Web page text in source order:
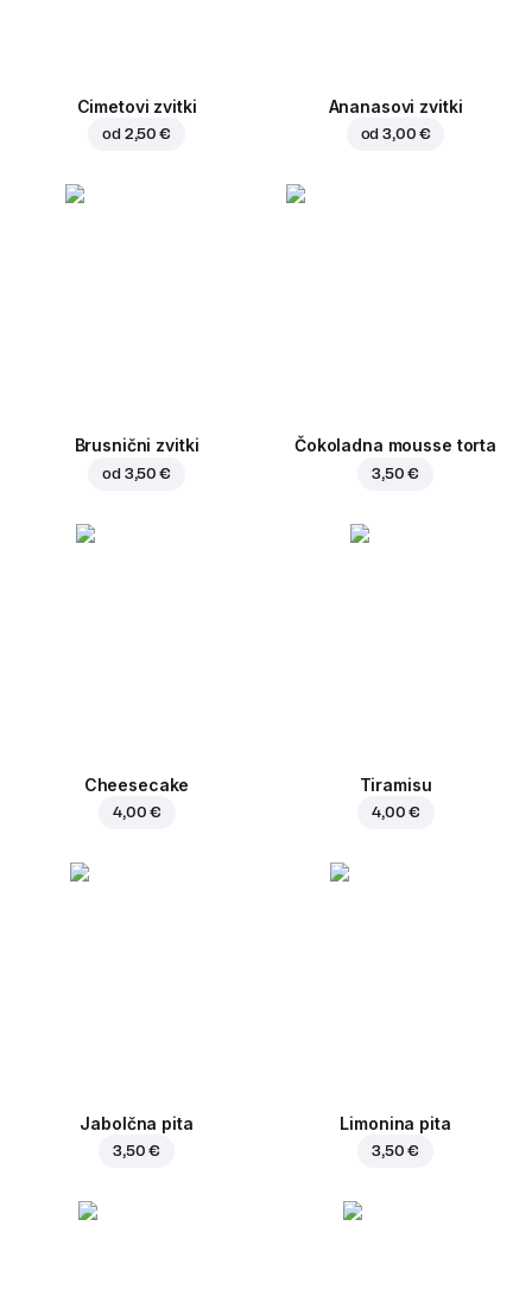
Cimetovi zvitki
od 2,50 €
Ananasovi zvitki
od3,00 €
Brusnični zvitki
od 3,50 €
Čokoladna mousse torta
3,50 €
Cheesecake
4,00 €
Tiramisu
4,00 €
Jabolčna pita
3,50 €
Limonina pita
3,50 €